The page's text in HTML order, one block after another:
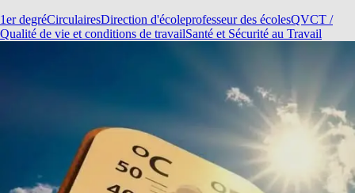
1er degréCirculairesDirection d'écoleprofesseur des écolesQVCT /
Qualité de vie et conditions de travailSanté et Sécurité au Travail